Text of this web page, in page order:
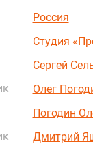
Россия
Студия
Сергей
Олег
Погодин
Дмитрий